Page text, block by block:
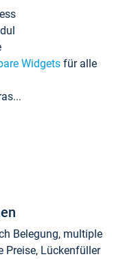
Widgets für alle
Belegung, multiple
Preise, Lückenfüller